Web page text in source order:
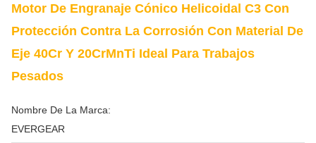
Motor De Engranaje Cónico Helicoidal C3 Con
Protección Contra La Corrosión Con Material De
Eje 40Cr Y 20CrMnTi Ideal Para Trabajos
Pesados
Nombre De La Marca:
EVERGEAR